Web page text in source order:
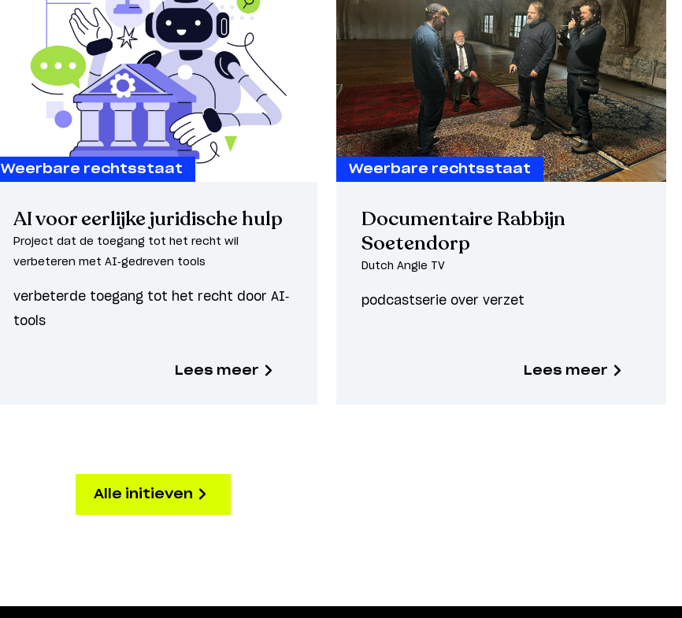
Weerbare rechtsstaat
AI voor eerlijke juridische hulp
Project dat de toegang tot het recht wil
verbeteren met AI-gedreven tools
verbeterde toegang tot het recht door AI-
tools
Lees meer
Weerbare rechtsstaat
Documentaire Rabbijn
Soetendorp
Dutch Angle TV
podcastserie over verzet
Lees meer
Alle initieven